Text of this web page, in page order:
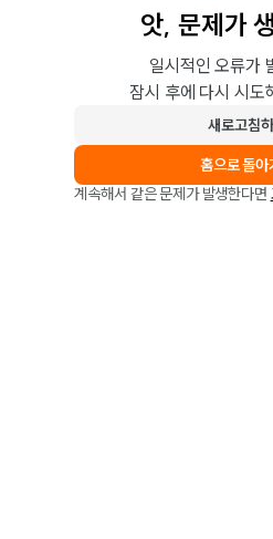
앗, 문제가
일시적인 오류가
잠시 후에 다시 시도
새로고침
홈으로 돌아
계속해서 같은 문제가 발생한다면